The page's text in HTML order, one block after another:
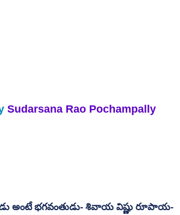
Sudarsana Rao Pochampally
అంటే భగవంతుడు- శివాయ విష్ణు రూపాయ-